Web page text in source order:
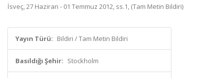
İsveç, 27 Haziran - 01 Temmuz 2012, ss.1, (Tam Metin Bildiri)
Yayın Türü: Bildiri / Tam Metin Bildiri
Basıldığı Şehir: Stockholm